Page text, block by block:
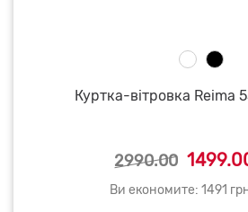
Куртка-вітровка Reima
2990.00
Ви економите: 1491